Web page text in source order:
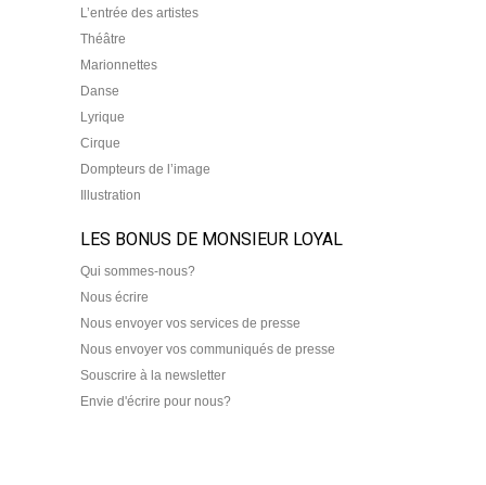
L’entrée des artistes
Théâtre
Marionnettes
Danse
Lyrique
Cirque
Dompteurs de l’image
Illustration
LES BONUS DE MONSIEUR LOYAL
Qui sommes-nous?
Nous écrire
Nous envoyer vos services de presse
Nous envoyer vos communiqués de presse
Souscrire à la newsletter
Envie d'écrire pour nous?